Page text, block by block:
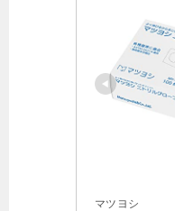
マツヨシ